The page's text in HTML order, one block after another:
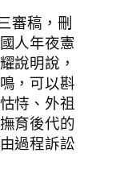
審稿，刪
人年夜憲
說明說，
，可以斟
恃、外祖
育後代的
過程訴訟